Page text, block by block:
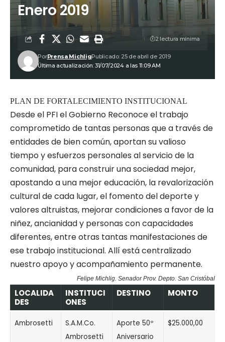
Enero 2019
Última actualización: 31/07/2024 a las 11:09 AM
PorPrensa MichligPublicado: 25 de abril de 2019
2 lectura mínima
PLAN DE FORTALECIMIENTO INSTITUCIONAL
Desde el PFI el Gobierno Reconoce el trabajo
comprometido de tantas personas que a través de
entidades de bien común, aportan su valioso
tiempo y esfuerzos personales al servicio de la
comunidad, para construir una sociedad mejor,
apostando a una mejor educación, la revalorización
cultural de cada lugar, el fomento del deporte y
valores altruistas, mejorar condiciones a favor de la
niñez, ancianidad y personas con capacidades
diferentes, entre otras tantas manifestaciones de
ese trabajo institucional. Allí está centralizado
nuestro apoyo y acompañamiento permanente.
Felipe Michlig. Senador Prov. Depto. San Cristóbal
LOCALIDA
DES
INSTITUCI
ONES
DESTINO MONTO
Ambrosetti
S.A.M.Co.
Ambrosetti
Aporte 50º
Aniversario
$25.000,00